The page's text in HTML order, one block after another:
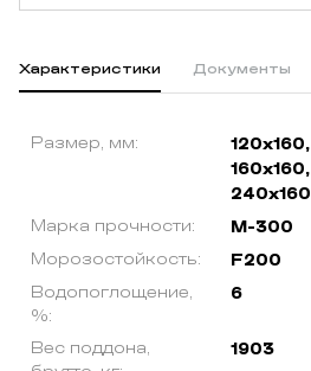
Характеристики Документы
Размер, мм:
120x160,
160x160,
240x160
Марка прочности: М-300
Морозостойкость: F200
Водопоглощение,
%:
6
Вес поддона,
1903